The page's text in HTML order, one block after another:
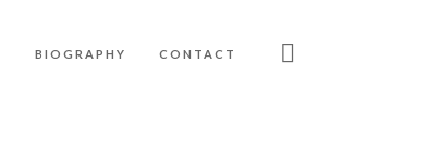
BIOGRAPHY CONTACT